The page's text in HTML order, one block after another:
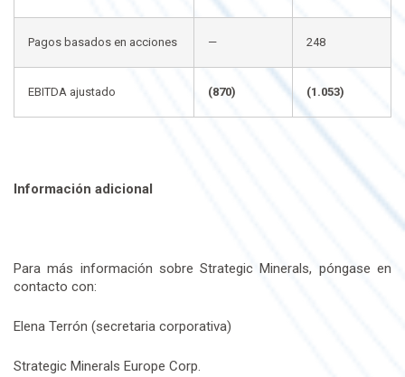
Pagos basados en acciones — 248
EBITDA ajustado (870) (1.053)
Información adicional
Para más información sobre Strategic Minerals, póngase en
contacto con:
Elena Terrón (secretaria corporativa)
Strategic Minerals Europe Corp.